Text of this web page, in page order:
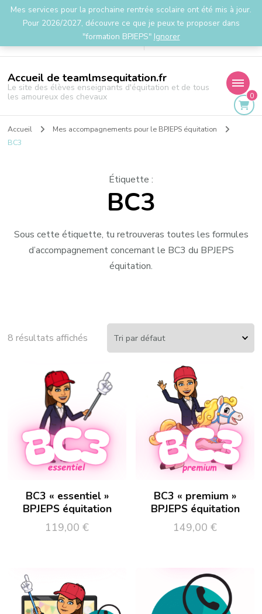
Mes services pour la prochaine rentrée scolaire ont été mis à jour.
Pour 2026/2027, découvre ce que je peux te proposer dans
"formation BPJEPS" Ignorer
la.team.lms@gmail.com
Accueil de teamlmsequitation.fr
Le site des élèves enseignants d'équitation et de tous
les amoureux des chevaux
0
Accueil
Mes accompagnements pour le BPJEPS équitation
BC3
Étiquette :
BC3
Sous cette étiquette, tu retrouveras toutes les formules
d’accompagnement concernant le BC3 du BPJEPS
équitation.
8 résultats affichés
BC3 « essentiel »
BPJEPS équitation
119,00 €
BC3 « premium »
BPJEPS équitation
149,00 €